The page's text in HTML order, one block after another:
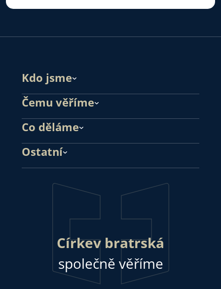
Kdo jsme
Čemu věříme
Co děláme
Ostatní
Církev bratrská
společně věříme